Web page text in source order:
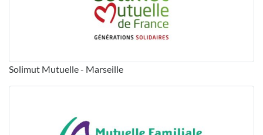
Solimut Mutuelle - Marseille